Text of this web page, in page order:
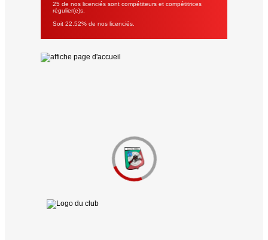
25 de nos licenciés sont compétiteurs et compétitrices
régulier(e)s.
Soit 22.52% de nos licenciés.